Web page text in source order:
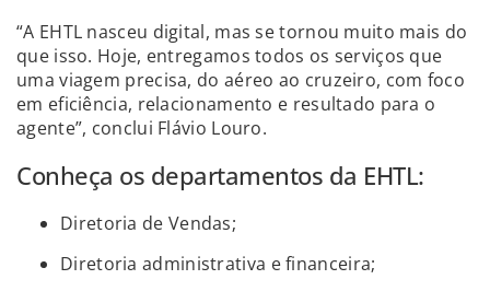
“A EHTL nasceu digital, mas se tornou muito mais do
que isso. Hoje, entregamos todos os serviços que
uma viagem precisa, do aéreo ao cruzeiro, com foco
em eficiência, relacionamento e resultado para o
agente”, conclui Flávio Louro.
Conheça os departamentos da EHTL:
Diretoria de Vendas;
Diretoria administrativa e financeira;